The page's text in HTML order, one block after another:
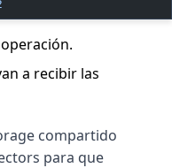
a recibir las
compartido
para que